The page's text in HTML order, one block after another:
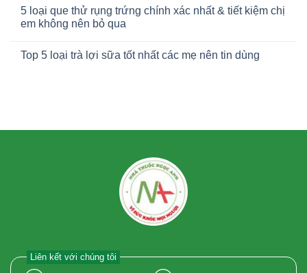
5 loại que thử rụng trứng chính xác nhất & tiết kiệm chị
em không nên bỏ qua
Top 5 loại trà lợi sữa tốt nhất các mẹ nên tin dùng
Liên kết với chúng tôi